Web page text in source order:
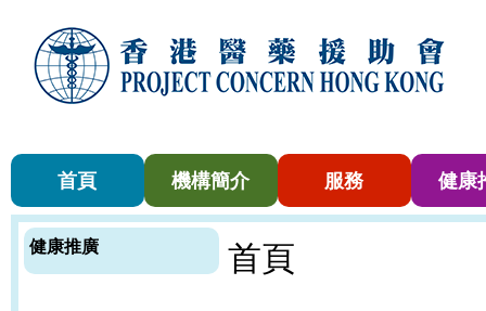
首頁 機構簡介 服務 健康
健康推廣 首頁